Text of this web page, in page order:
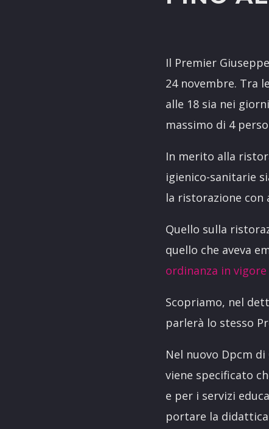
Il Premier Giuseppe
24 novembre. Tra
alle 18 sia nei
massimo di 4
In merito alla
igienico-sanitarie
la ristorazione con
Quello sulla
quello che aveva
ordinanza in vigore
Scopriamo, nel
parlerà lo stesso
Nel nuovo Dpcm di
viene specificato
e per i servizi
portare la